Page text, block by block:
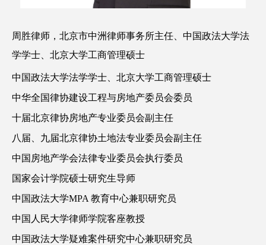
周胜律师，北京市中洲律师事务所主任、中国政法大学法
学学士、北京大学工商管理硕士
中国政法大学法学学士、北京大学工商管理硕士
中华全国律协建设工程与房地产委员会委员
十届北京律协房地产专业委员会副主任
八届、九届北京律协土地法专业委员会副主任
中国房地产学会法律专业委员会执行委员
国家会计学院硕士研究生导师
中国政法大学MPA 教育中心兼职研究员
中国人民大学律师学院客座教授
中国政法大学疑难案件研究中心兼职研究员